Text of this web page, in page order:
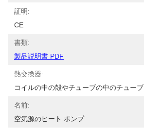
証明:
CE
書類:
製品説明書 PDF
熱交換器:
コイルの中の殻やチューブの中のチューブ
名前:
空気源のヒート ポンプ